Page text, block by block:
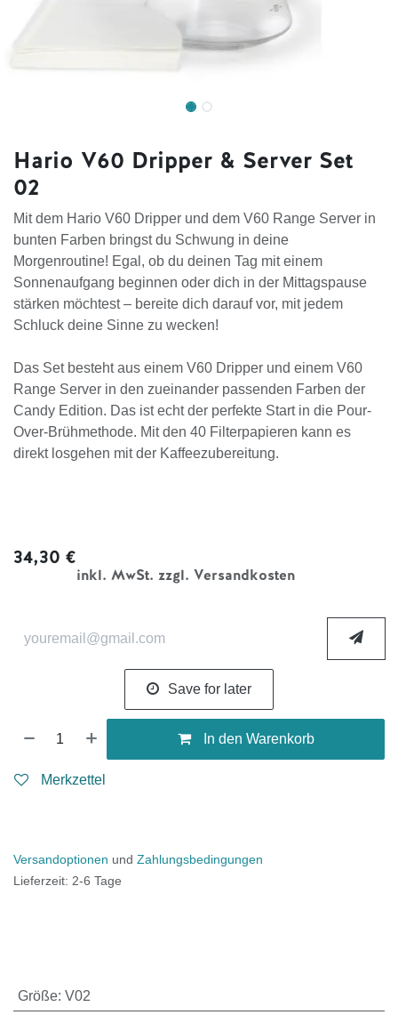
Hario V60 Dripper & Server Set
02
Mit dem Hario V60 Dripper und dem V60 Range Server in
bunten Farben bringst du Schwung in deine
Morgenroutine! Egal, ob du deinen Tag mit einem
Sonnenaufgang beginnen oder dich in der Mittagspause
stärken möchtest – bereite dich darauf vor, mit jedem
Schluck deine Sinne zu wecken!
Das Set besteht aus einem V60 Dripper und einem V60
Range Server in den zueinander passenden Farben der
Candy Edition. Das ist echt der perfekte Start in die Pour-
Over-Brühmethode. Mit den 40 Filterpapieren kann es
direkt losgehen mit der Kaffeezubereitung.
34,30 €
inkl. MwSt. zzgl. Versandkosten
Save for later
In den Warenkorb
Merkzettel
Versandoptionen und Zahlungsbedingungen
Lieferzeit: 2-6 Tage
Größe: V02